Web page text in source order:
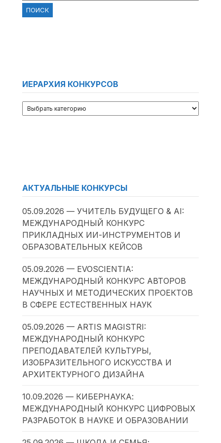
ИЕРАРХИЯ КОНКУРСОВ
АКТУАЛЬНЫЕ КОНКУРСЫ
05.09.2026 — УЧИТЕЛЬ БУДУЩЕГО & AI:
МЕЖДУНАРОДНЫЙ КОНКУРС
ПРИКЛАДНЫХ ИИ-ИНСТРУМЕНТОВ И
ОБРАЗОВАТЕЛЬНЫХ КЕЙСОВ
05.09.2026 — EVOSCIENTIA:
МЕЖДУНАРОДНЫЙ КОНКУРС АВТОРОВ
НАУЧНЫХ И МЕТОДИЧЕСКИХ ПРОЕКТОВ
В СФЕРЕ ЕСТЕСТВЕННЫХ НАУК
05.09.2026 — ARTIS MAGISTRI:
МЕЖДУНАРОДНЫЙ КОНКУРС
ПРЕПОДАВАТЕЛЕЙ КУЛЬТУРЫ,
ИЗОБРАЗИТЕЛЬНОГО ИСКУССТВА И
АРХИТЕКТУРНОГО ДИЗАЙНА
10.09.2026 — КИБЕРНАУКА:
МЕЖДУНАРОДНЫЙ КОНКУРС ЦИФРОВЫХ
РАЗРАБОТОК В НАУКЕ И ОБРАЗОВАНИИ